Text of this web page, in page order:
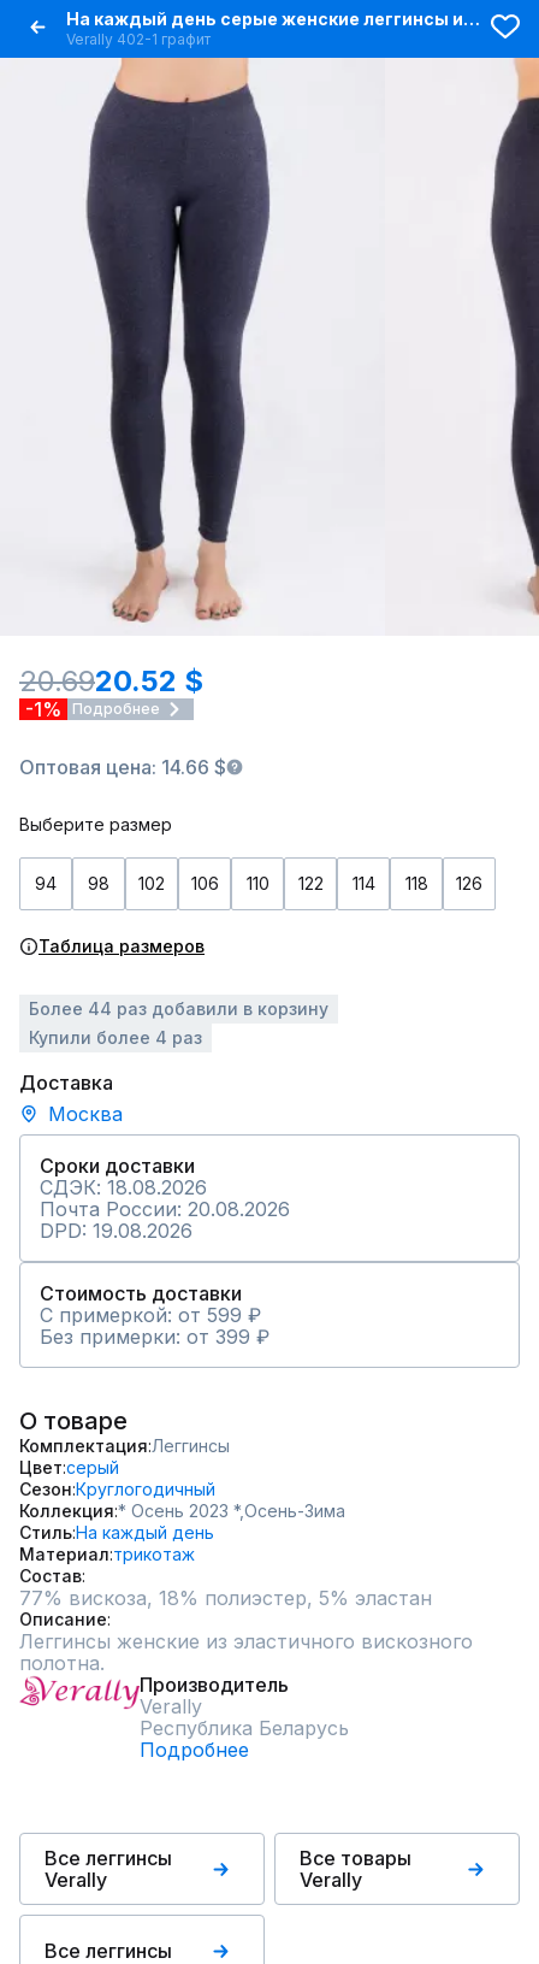
На каждый день серые женские леггинсы из эластичного вискозного трикотажа
Verally 402-1 графит
20.6920.52 $
-1% Подробнее
Оптовая цена: 14.66 $
Выберите размер
94 98 102 106 110 122 114 118 126
Таблица размеров
Более 44 раз добавили в корзину
Купили более 4 раз
Доставка
Москва
Сроки доставки
СДЭК: 18.08.2026
Почта России: 20.08.2026
DPD: 19.08.2026
Стоимость доставки
С примеркой: от 599 ₽
Без примерки: от 399 ₽
О товаре
Комплектация Леггинсы
Цвет серый
Сезон Круглогодичный
Коллекция * Осень 2023 *,Осень-Зима
СтильНа каждый день
Материал трикотаж
Состав
77% вискоза, 18% полиэстер, 5% эластан
Описание
Леггинсы женские из эластичного вискозного
полотна.
Производитель
Verally
Республика Беларусь
Подробнее
Все леггинсы
Verally
Все товары
Verally
Все леггинсы